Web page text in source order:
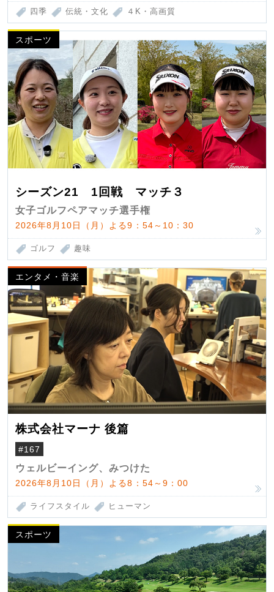
四季 伝統・文化 ４K・高画質
スポーツ
シーズン21 1回戦 マッチ３
女子ゴルフペアマッチ選手権
2026年8月10日（月）よる9：54～10：30
ゴルフ 趣味
エンタメ・音楽
株式会社マーナ 後篇
#167
ウェルビーイング、みつけた
2026年8月10日（月）よる8：54～9：00
ライフスタイル ヒューマン
スポーツ